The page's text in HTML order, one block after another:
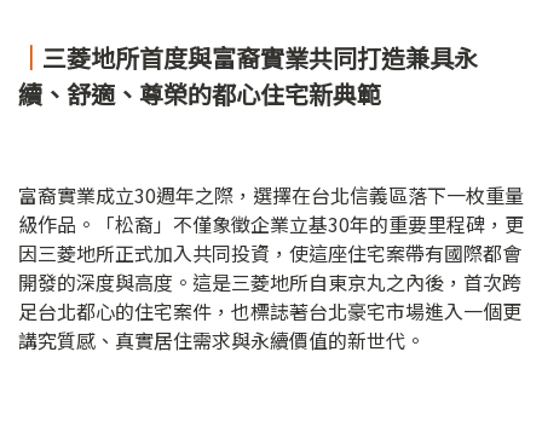
｜ 三菱地所首度與富裔實業共同打造兼具永
續、舒適、尊榮的都心住宅新典範
富裔實業成立30週年之際，選擇在台北信義區落下一枚重量
級作品。「松裔」不僅象徵企業立基30年的重要里程碑，更
因三菱地所正式加入共同投資，使這座住宅案帶有國際都會
開發的深度與高度。這是三菱地所自東京丸之內後，首次跨
足台北都心的住宅案件，也標誌著台北豪宅市場進入一個更
講究質感、真實居住需求與永續價值的新世代。